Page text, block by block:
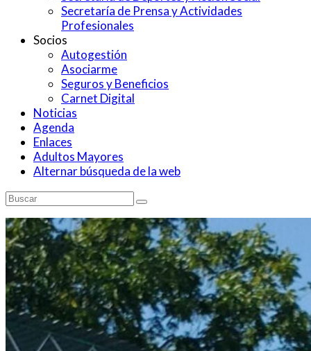
Secretaría de Prensa y Actividades
Profesionales
Socios
Autogestión
Asociarme
Seguros y Beneficios
Carnet Digital
Noticias
Agenda
Enlaces
Adultos Mayores
Alternar búsqueda de la web